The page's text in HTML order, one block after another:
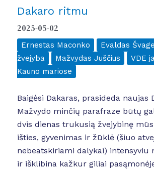
Dakaro ritmu
2025-05-02
Ernestas Maconko Evaldas
žvejyba
Mažvydas Juščius VDE
Kauno mariose
Baigėsi Dakaras, prasideda naujas
Mažvydo minčių parafraze būtų
dvis dienas trukusią žvejybinę
išties, gyvenimas ir žūklė (šiuo
nebeatskiriami dalykai) intensyviu
ir išklibina kažkur giliai